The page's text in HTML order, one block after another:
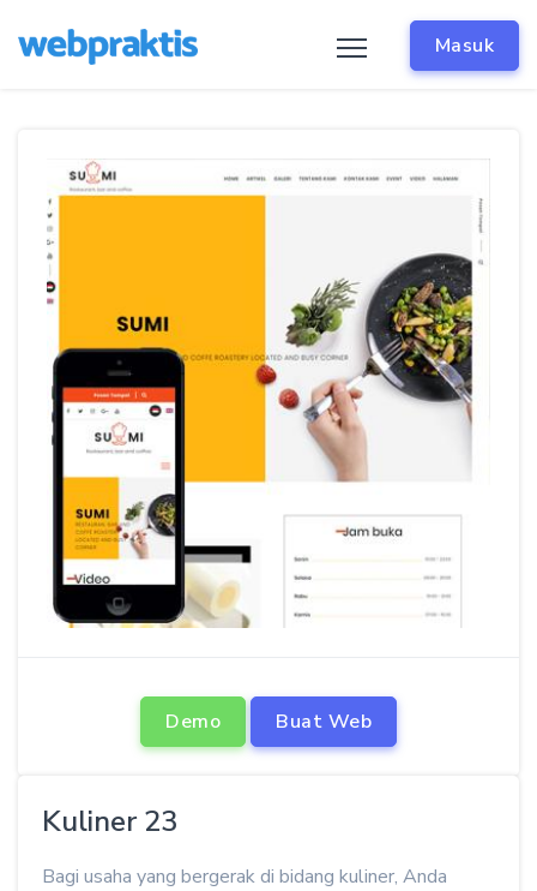
Masuk
Demo Buat Web
Kuliner 23
Bagi usaha yang bergerak di bidang kuliner, Anda